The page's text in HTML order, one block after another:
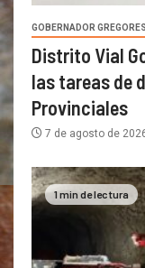
GOBERNADOR GREGORES
Distrito Vial
las tareas de
Provinciales
7 de agosto de
1 min de lectura